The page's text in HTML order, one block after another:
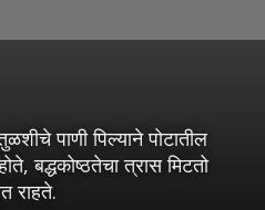
पाणी पिल्याने पोटातील
बद्धकोष्ठतेचा त्रास मिटतो
राहते.